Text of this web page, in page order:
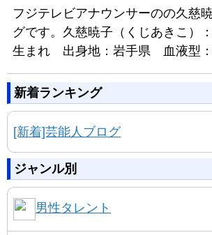
フジテレビアナウンサーのの久慈
グです。久慈暁子（くじあきこ）
生まれ 出身地：岩手県 血液型
新着ランキング
[新着]芸能人ブログ
ジャンル別
男性タレント